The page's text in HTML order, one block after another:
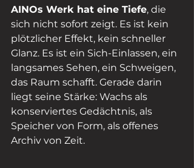
AINOs Werk hat eine Tiefe, die
sich nicht sofort zeigt. Es ist kein
plötzlicher Effekt, kein schneller
Glanz. Es ist ein Sich-Einlassen, ein
langsames Sehen, ein Schweigen,
das Raum schafft. Gerade darin
liegt seine Stärke: Wachs als
konserviertes Gedächtnis, als
Speicher von Form, als offenes
Archiv von Zeit.